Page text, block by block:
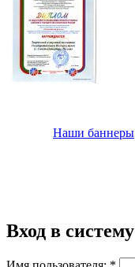
Наши баннеры
Вход в систему